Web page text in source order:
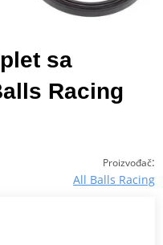
sa
Racing
Proizvođač:
All Balls Racing